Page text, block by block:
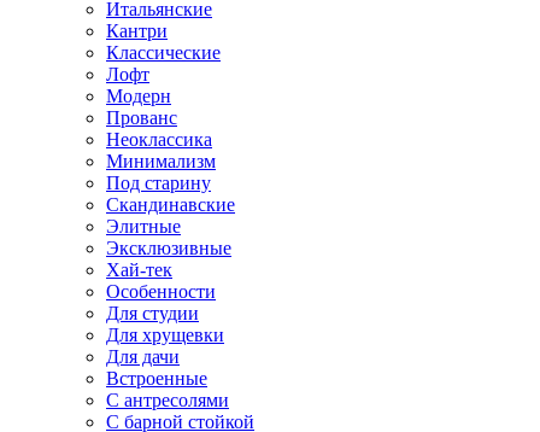
Итальянские
Кантри
Классические
Лофт
Модерн
Прованс
Неоклассика
Минимализм
Под старину
Скандинавские
Элитные
Эксклюзивные
Хай-тек
Особенности
Для студии
Для хрущевки
Для дачи
Встроенные
С антресолями
С барной стойкой